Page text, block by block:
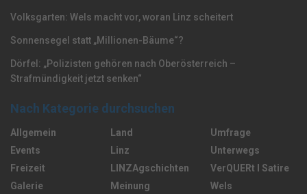
Volksgarten: Wels macht vor, woran Linz scheitert
Sonnensegel statt „Millionen-Bäume“?
Dörfel: „Polizisten gehören nach Oberösterreich –
Strafmündigkeit jetzt senken“
Nach Kategorie durchsuchen
Allgemein
Events
Freizeit
Galerie
Land
Linz
LINZAgschichten
Meinung
Umfrage
Unterwegs
VerQUERt I Satire
Wels